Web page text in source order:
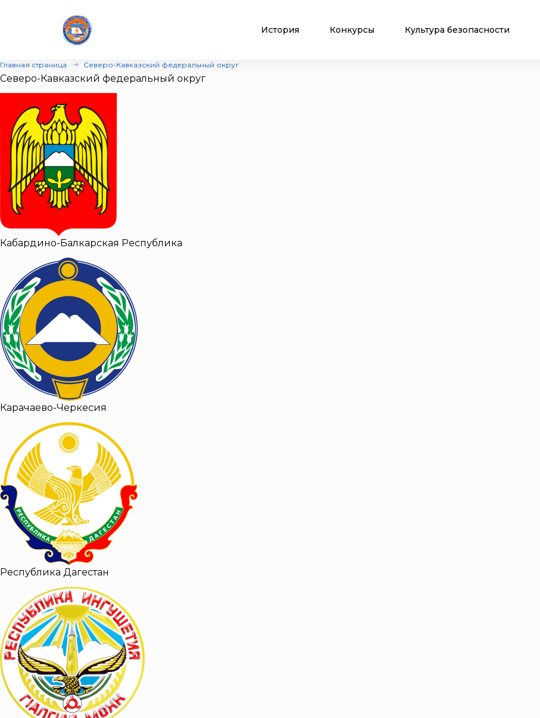
История Конкурсы Культура безопасности
Главная страница Северо-Кавказский федеральный округ
Северо-Кавказский федеральный округ
Кабардино-Балкарская Республика
Карачаево-Черкесия
Республика Дагестан